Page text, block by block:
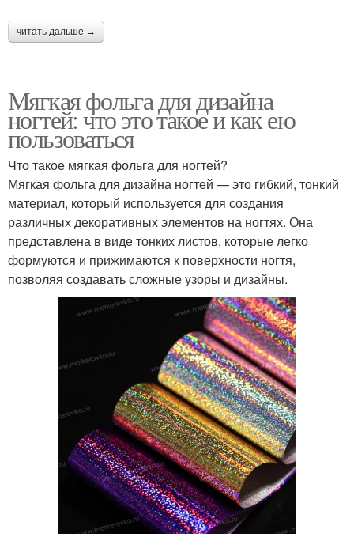
читать дальше →
Мягкая фольга для дизайна
ногтей: что это такое и как ею
пользоваться
Что такое мягкая фольга для ногтей?
Мягкая фольга для дизайна ногтей — это гибкий, тонкий
материал, который используется для создания
различных декоративных элементов на ногтях. Она
представлена в виде тонких листов, которые легко
формуются и прижимаются к поверхности ногтя,
позволяя создавать сложные узоры и дизайны.